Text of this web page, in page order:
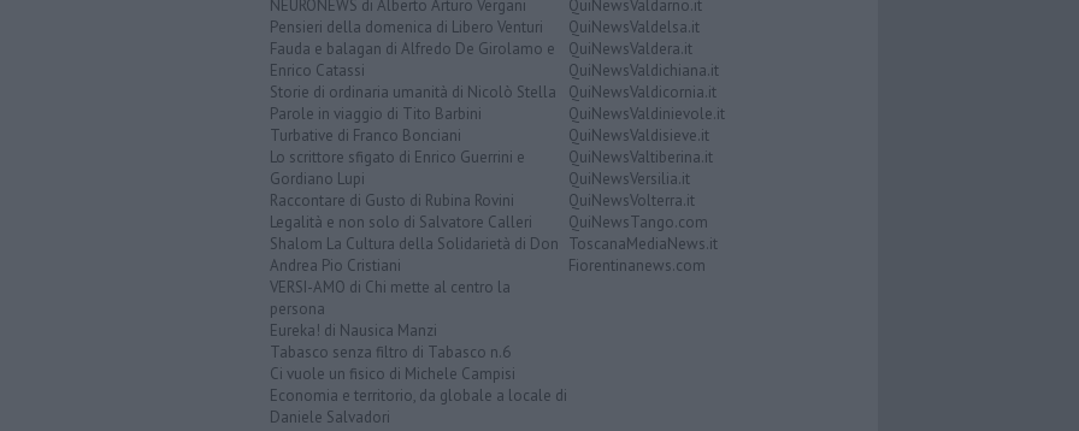
NEURONEWS di Alberto Arturo Vergani
Pensieri della domenica di Libero Venturi
Fauda e balagan di Alfredo De Girolamo e
Enrico Catassi
Storie di ordinaria umanità di Nicolò Stella
Parole in viaggio di Tito Barbini
Turbative di Franco Bonciani
Lo scrittore sfigato di Enrico Guerrini e
Gordiano Lupi
Raccontare di Gusto di Rubina Rovini
Legalità e non solo di Salvatore Calleri
Shalom La Cultura della Solidarietà di Don
Andrea Pio Cristiani
VERSI-AMO di Chi mette al centro la
persona
Eureka! di Nausica Manzi
Tabasco senza filtro di Tabasco n.6
Ci vuole un fisico di Michele Campisi
Economia e territorio, da globale a locale di
Daniele Salvadori
QuiNewsValdarno.it
QuiNewsValdelsa.it
QuiNewsValdera.it
QuiNewsValdichiana.it
QuiNewsValdicornia.it
QuiNewsValdinievole.it
QuiNewsValdisieve.it
QuiNewsValtiberina.it
QuiNewsVersilia.it
QuiNewsVolterra.it
QuiNewsTango.com
ToscanaMediaNews.it
Fiorentinanews.com